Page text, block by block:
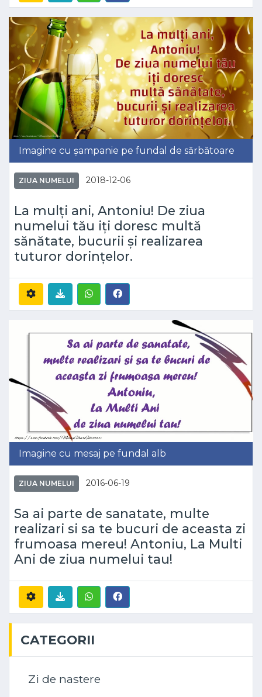
Imagine cu șampanie pe fundal de sărbătoare
ZIUA NUMELUI 2018-12-06
La mulți ani, Antoniu! De ziua
numelui tău iți doresc multă
sănătate, bucurii și realizarea
tuturor dorințelor.
Imagine cu mesaj pe fundal alb
ZIUA NUMELUI 2016-06-19
Sa ai parte de sanatate, multe
realizari si sa te bucuri de aceasta zi
frumoasa mereu! Antoniu, La Multi
Ani de ziua numelui tau!
CATEGORII
Zi de nastere